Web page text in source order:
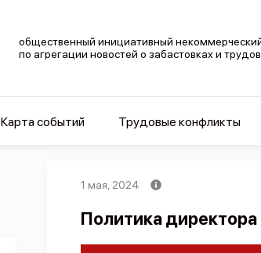
общественный инициативный
по агрегации новостей о забастовках и
Карта событий Трудовые конфликты
1 мая, 2024
Политика